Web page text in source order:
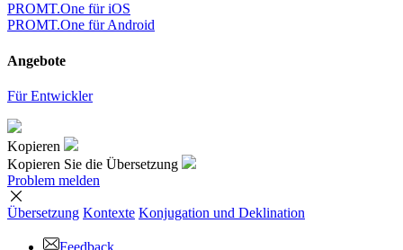
PROMT.One für iOS
PROMT.One für Android
Angebote
Für Entwickler
Kopieren
Kopieren Sie die Übersetzung
Problem melden
Übersetzung Kontexte Konjugation und Deklination
Feedback